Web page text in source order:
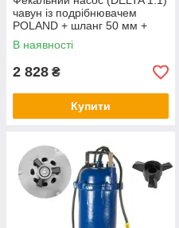
чавун із подрібнювачем
POLAND + шланг 50 мм +
хомути
В наявності
2 828 ₴
Купити